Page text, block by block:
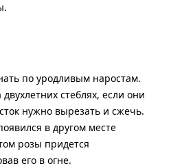
по уродливым наростам.
стеблях, если они
нужно вырезать и сжечь.
в другом месте
розы придется
его в огне.